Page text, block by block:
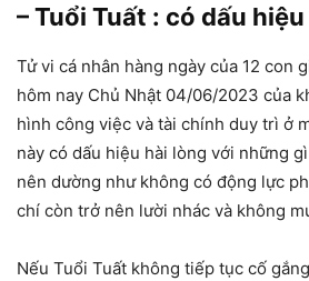
– Tuổi Tuất : có dấu
Tử vi cá nhân hàng ngày của 12 con
hôm nay Chủ Nhật 04/06/2023 của
hình công việc và tài chính duy trì ở
này có dấu hiệu hài lòng với những
nên dường như không có động lực
chí còn trở nên lười nhác và không
Nếu Tuổi Tuất không tiếp tục cố